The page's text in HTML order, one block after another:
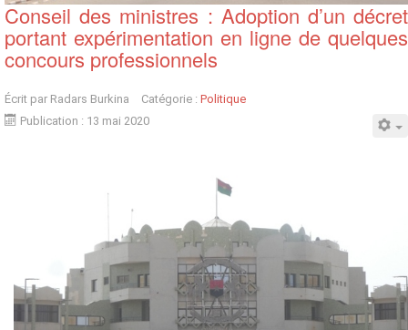
Conseil des ministres : Adoption d’un décret
portant expérimentation en ligne de quelques
concours professionnels
Écrit par Radars Burkina Catégorie : Politique
Publication : 13 mai 2020